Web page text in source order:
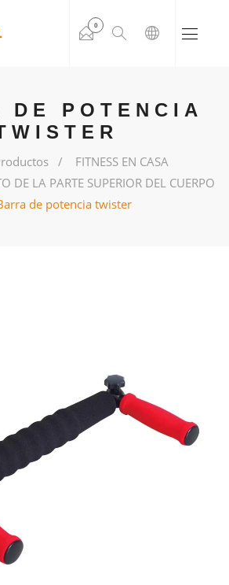
0
DE POTENCIA
FITNESS EN CASA
DE LA PARTE SUPERIOR DEL CUERPO
de potencia twister